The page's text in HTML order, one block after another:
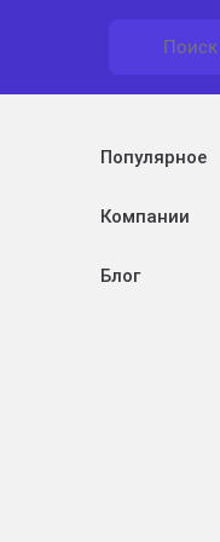
Популярное
Компании
Блог